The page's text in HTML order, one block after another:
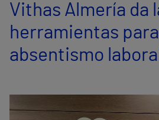
Servicios de salud
Equipo médico y asistencial
Comunicación
Vithas Almería da
herramientas
absentismo laboral